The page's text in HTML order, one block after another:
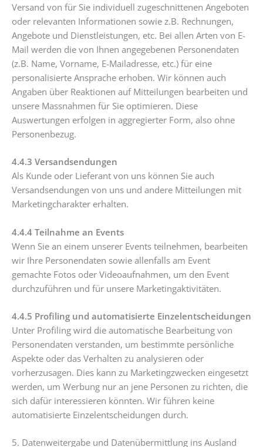
Versand von für Sie individuell zugeschnittenen Angeboten
oder relevanten Informationen sowie z.B. Rechnungen,
Angebote und Dienstleistungen, etc. Bei allen Arten von E-
Mail werden die von Ihnen angegebenen Personendaten
(z.B. Name, Vorname, E-Mailadresse, etc.) für eine
personalisierte Ansprache erhoben. Wir können auch
Angaben über Reaktionen auf Mitteilungen bearbeiten und
unsere Massnahmen für Sie optimieren. Diese
Auswertungen erfolgen in aggregierter Form, also ohne
Personenbezug.
4.4.3 Versandsendungen
Als Kunde oder Lieferant von uns können Sie auch
Versandsendungen von uns und andere Mitteilungen mit
Marketingcharakter erhalten.
4.4.4 Teilnahme an Events
Wenn Sie an einem unserer Events teilnehmen, bearbeiten
wir Ihre Personendaten sowie allenfalls am Event
gemachte Fotos oder Videoaufnahmen, um den Event
durchzuführen und für unsere Marketingaktivitäten.
4.4.5 Profiling und automatisierte Einzelentscheidungen
Unter Profiling wird die automatische Bearbeitung von
Personendaten verstanden, um bestimmte persönliche
Aspekte oder das Verhalten zu analysieren oder
vorherzusagen. Dies kann zu Marketingzwecken eingesetzt
werden, um Werbung nur an jene Personen zu richten, die
sich dafür interessieren könnten. Wir führen keine
automatisierte Einzelentscheidungen durch.
5. Datenweitergabe und Datenübermittlung ins Ausland